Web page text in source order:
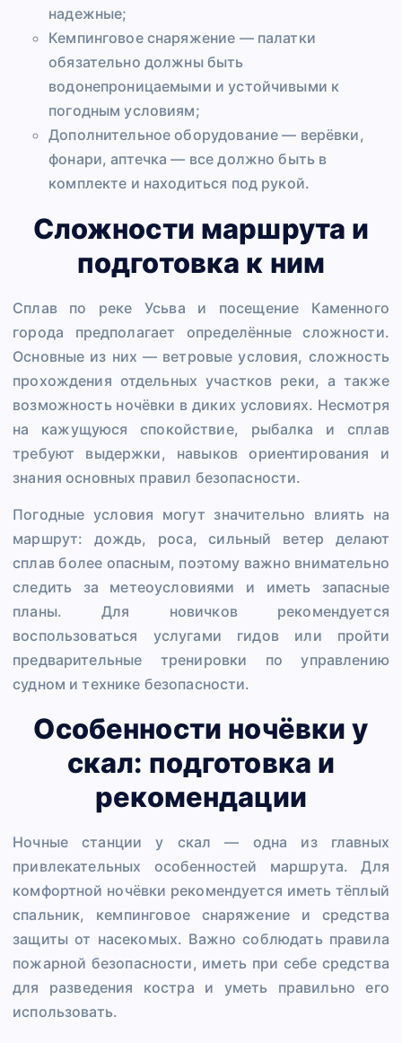
надежные;
Кемпинговое снаряжение — палатки
обязательно должны быть
водонепроницаемыми и устойчивыми к
погодным условиям;
Дополнительное оборудование — верёвки,
фонари, аптечка — все должно быть в
комплекте и находиться под рукой.
Сложности маршрута и
подготовка к ним
Сплав по реке Усьва и посещение Каменного
города предполагает определённые сложности.
Основные из них — ветровые условия, сложность
прохождения отдельных участков реки, а также
возможность ночёвки в диких условиях. Несмотря
на кажущуюся спокойствие, рыбалка и сплав
требуют выдержки, навыков ориентирования и
знания основных правил безопасности.
Погодные условия могут значительно влиять на
маршрут: дождь, роса, сильный ветер делают
сплав более опасным, поэтому важно внимательно
следить за метеоусловиями и иметь запасные
планы. Для новичков рекомендуется
воспользоваться услугами гидов или пройти
предварительные тренировки по управлению
судном и технике безопасности.
Особенности ночёвки у
скал: подготовка и
рекомендации
Ночные станции у скал — одна из главных
привлекательных особенностей маршрута. Для
комфортной ночёвки рекомендуется иметь тёплый
спальник, кемпинговое снаряжение и средства
защиты от насекомых. Важно соблюдать правила
пожарной безопасности, иметь при себе средства
для разведения костра и уметь правильно его
использовать.